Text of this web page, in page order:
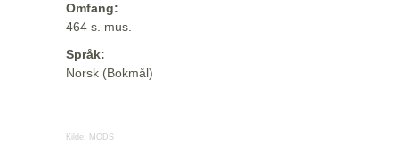
Omfang:
464 s. mus.
Språk:
Norsk (Bokmål)
Kilde: MODS